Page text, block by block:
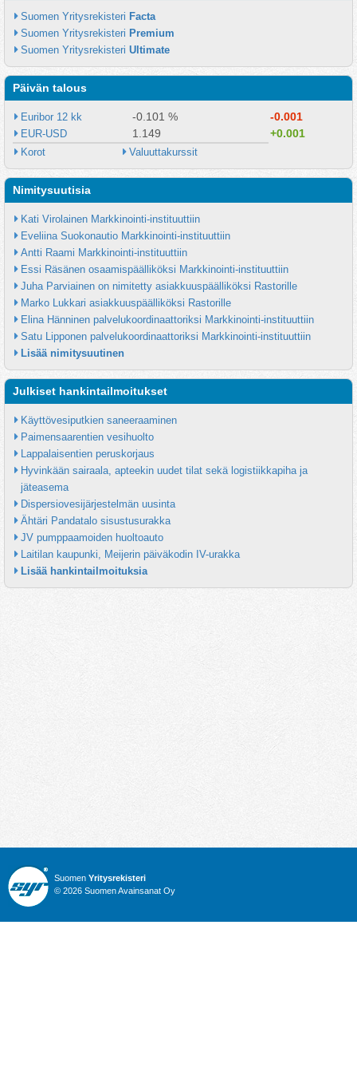
Suomen Yritysrekisteri Facta
Suomen Yritysrekisteri Premium
Suomen Yritysrekisteri Ultimate
Päivän talous
Euribor 12 kk -0.101 % -0.001
EUR-USD 1.149 +0.001
Korot Valuuttakurssit
Nimitysuutisia
Kati Virolainen Markkinointi-instituuttiin
Eveliina Suokonautio Markkinointi-instituuttiin
Antti Raami Markkinointi-instituuttiin
Essi Räsänen osaamispäälliköksi Markkinointi-instituuttiin
Juha Parviainen on nimitetty asiakkuuspäälliköksi Rastorille
Marko Lukkari asiakkuuspäälliköksi Rastorille
Elina Hänninen palvelukoordinaattoriksi Markkinointi-instituuttiin
Satu Lipponen palvelukoordinaattoriksi Markkinointi-instituuttiin
Lisää nimitysuutinen
Julkiset hankintailmoitukset
Käyttövesiputkien saneeraaminen
Paimensaarentien vesihuolto
Lappalaisentien peruskorjaus
Hyvinkään sairaala, apteekin uudet tilat sekä logistiikkapiha ja
jäteasema
Dispersiovesijärjestelmän uusinta
Ähtäri Pandatalo sisustusurakka
JV pumppaamoiden huoltoauto
Laitilan kaupunki, Meijerin päiväkodin IV-urakka
Lisää hankintailmoituksia
Suomen Yritysrekisteri
© 2026 Suomen Avainsanat Oy